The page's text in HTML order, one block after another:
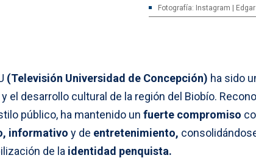
Fotografía: Instagram |
(Televisión Universidad de Concepción) ha sido
el desarrollo cultural de la región del Biobío.
público, ha mantenido un fuerte compromiso
informativo y de entretenimiento,
de la identidad penquista.